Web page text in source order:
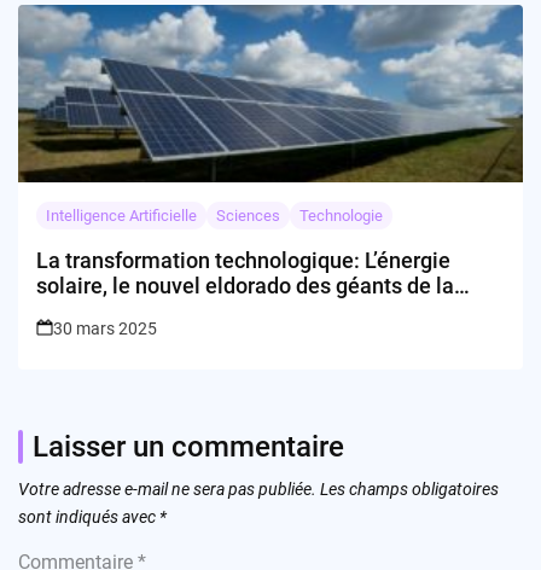
Intelligence Artificielle Sciences Technologie
La transformation technologique: L’énergie
solaire, le nouvel eldorado des géants de la
30 mars 2025
Laisser un commentaire
Votre adresse e-mail ne sera pas publiée. Les champs obligatoires
sont indiqués avec *
Commentaire *